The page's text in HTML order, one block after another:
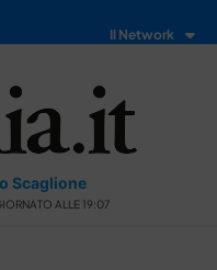
Il Network
Scaglione
ALLE 19:07